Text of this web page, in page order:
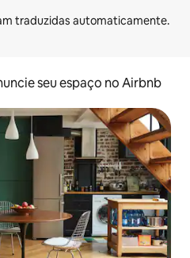
seu espaço no Airbnb